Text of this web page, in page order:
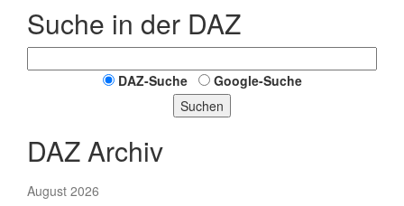
Suche in der DAZ
DAZ-Suche
Google-Suche
Suchen
DAZ Archiv
August 2026